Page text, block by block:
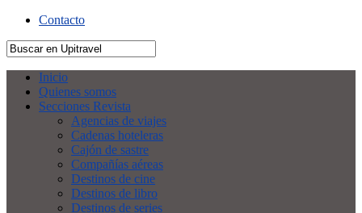
Contacto
Inicio
Quienes somos
Secciones Revista
Agencias de viajes
Cadenas hoteleras
Cajón de sastre
Compañías aéreas
Destinos de cine
Destinos de libro
Destinos de series